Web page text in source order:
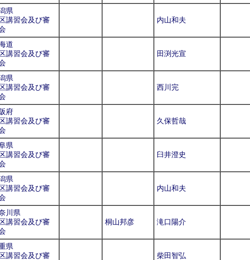
県
講習会及び審
内山和夫
道
講習会及び審
田渕光宣
県
講習会及び審
西川完
府
講習会及び審
久保哲哉
県
講習会及び審
臼井澄史
県
講習会及び審
内山和夫
川県
講習会及び審
桐山邦彦 滝口陽介
県
講習会及び審
柴田智弘